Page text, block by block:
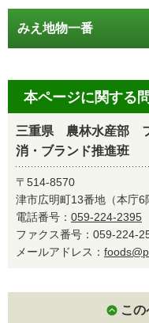
みえ地物一番
本ページに関する
三重県 農林水産部
消・ブランド推進班
〒514-8570
津市広明町13番地（本庁6
電話番号： 059-224-2395
ファクス番号：059-224-
メールアドレス：
こ